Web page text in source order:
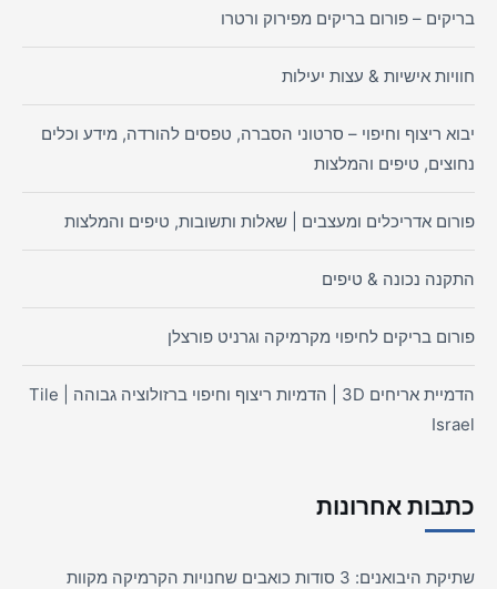
בריקים – פורום בריקים מפירוק ורטרו
חוויות אישיות & עצות יעילות
יבוא ריצוף וחיפוי – סרטוני הסברה, טפסים להורדה, מידע וכלים
נחוצים, טיפים והמלצות
פורום אדריכלים ומעצבים | שאלות ותשובות, טיפים והמלצות
התקנה נכונה & טיפים
פורום בריקים לחיפוי מקרמיקה וגרניט פורצלן
הדמיית אריחים 3D | הדמיות ריצוף וחיפוי ברזולוציה גבוהה | Tile
Israel
כתבות אחרונות
שתיקת היבואנים: 3 סודות כואבים שחנויות הקרמיקה מקוות